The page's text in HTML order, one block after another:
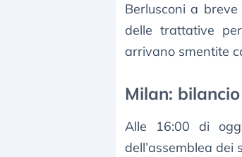
Berlusconi a
delle trattative
arrivano smentite
Milan:
Alle 16:00 di
dell’assemblea dei